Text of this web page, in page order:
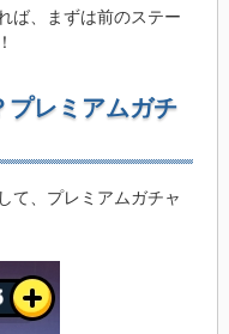
ば、まずは前のステー
プレミアムガチ
て、プレミアムガチャ